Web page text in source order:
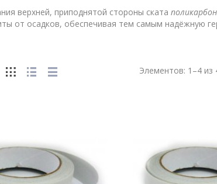
верхней, приподнятой стороны ската
от осадков, обеспечивая тем самым надёжную
Элементов: 1 –4 из